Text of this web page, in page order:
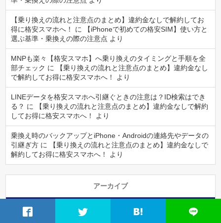
【乗り換えの流れと注意点のまとめ】違約金なしで解約してお
得に格安スマホへ！
に
【iPhoneで初めての格安SIM】使い方と
選ぶ基準・乗換えの際の注意点 より
MNPも楽々【格安スマホ】へ乗り換えのタイミングと手順を全
部チェック に
【乗り換えの流れと注意点のまとめ】違約金なし
で解約してお得に格安スマホへ！
より
LINEデータを格安スマホへ引継ぐときの注意は？ID検索はでき
る？ に
【乗り換えの流れと注意点のまとめ】違約金なしで解約
してお得に格安スマホへ！
より
乗換え時のバックアップとiPhone・Androidの連絡先やデータの
引継ぎ方 に
【乗り換えの流れと注意点のまとめ】違約金なしで
解約してお得に格安スマホへ！
より
アーカイブ
2022年5月